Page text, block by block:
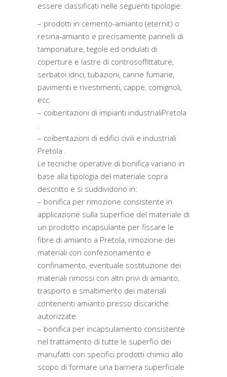
essere classificati nelle seguenti tipologie:
– prodotti in cemento-amianto (eternit) o
resina-amianto e precisamente pannelli di
tamponature, tegole ed ondulati di
coperture e lastre di controsoffittature,
serbatoi idrici, tubazioni, canne fumarie,
pavimenti e rivestimenti, cappe, comignoli,
ecc.
– coibentazioni di impianti industrialiPretola
.
– coibentazioni di edifici civili e industriali
Pretola .
Le tecniche operative di bonifica variano in
base alla tipologia del materiale sopra
descritto e si suddividono in:
– bonifica per rimozione consistente in
applicazione sulla superficie del materiale di
un prodotto incapsulante per fissare le
fibre di amianto a Pretola, rimozione dei
materiali con confezionamento e
confinamento, eventuale sostituzione dei
materiali rimossi con altri privi di amianto,
trasporto e smaltimento dei materiali
contenenti amianto presso discariche
autorizzate.
– bonifica per incapsulamento consistente
nel trattamento di tutte le superfici dei
manufatti con specifici prodotti chimici allo
scopo di formare una barriera superficiale